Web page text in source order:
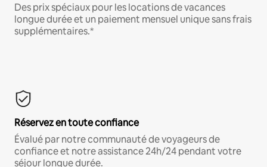
Des prix spéciaux pour les locations de vacances
longue durée et un paiement mensuel unique sans frais
supplémentaires.*
Réservez en toute confiance
Évalué par notre communauté de voyageurs de
confiance et notre assistance 24h/24 pendant votre
séjour longue durée.